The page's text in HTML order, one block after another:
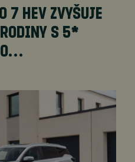
7 HEV ZVYŠUJE
RODINY S 5*